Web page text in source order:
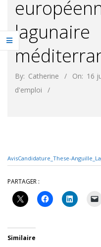
lagunaire
By: Catherine On: 16
d'emploi
AvisCandidature_These-
PARTAGER :
Similaire